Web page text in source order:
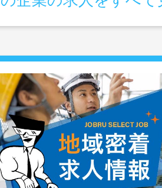
ア・事務係など）